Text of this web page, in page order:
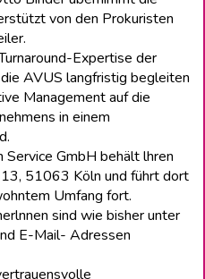
von den Prokuristen
Expertise der
AVUS langfristig begleiten
Management auf die
in einem
GmbH behält lhren
13, 51063 Köln und führt dort
Umfang fort.
sind wie bisher unter
E-Mail- Adressen